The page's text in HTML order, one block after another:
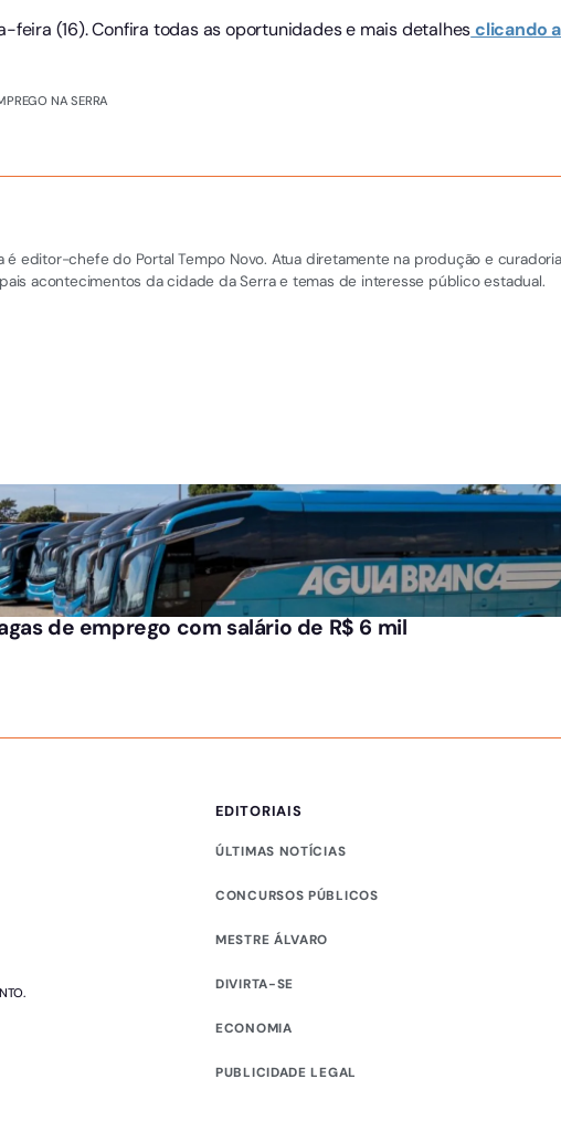
feira (16). Confira todas as oportunidades e mais detalhesclicando
NA SERRA
é editor-chefe do Portal Tempo Novo. Atua diretamente na produção e
acontecimentos da cidade da Serra e temas de interesse público estadual.
de emprego com salário de R$ 6 mil
EDITORIAIS
ÚLTIMAS NOTÍCIAS
CONCURSOS PÚBLICOS
MESTRE ÁLVARO
DIVIRTA-SE
ECONOMIA
PUBLICIDADE LEGAL